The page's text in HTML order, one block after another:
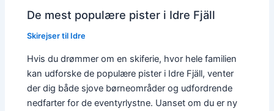
De mest populære pister i Idre Fjäll
Skirejser til Idre
Hvis du drømmer om en skiferie, hvor hele familien
kan udforske de populære pister i Idre Fjäll, venter
der dig både sjove børneområder og udfordrende
nedfarter for de eventyrlystne. Uanset om du er ny